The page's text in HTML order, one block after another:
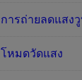
การถ่ายลดแสง
โหมดวัดแสง